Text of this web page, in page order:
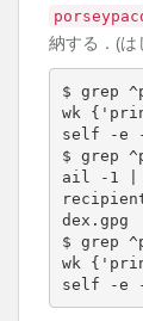
納する．(
$ grep
wk
self -e -
$ grep
ail -1 |
dex.gpg
$ grep
wk
self -e -